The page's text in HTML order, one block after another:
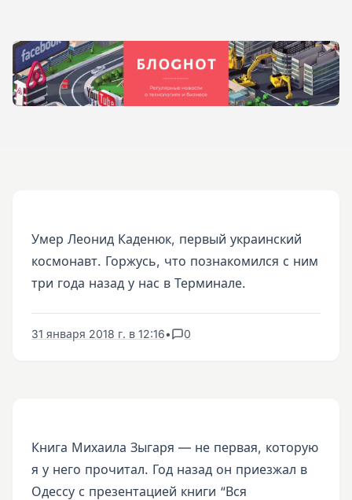
Умер Леонид Каденюк, первый украинский
космонавт. Горжусь, что познакомился с ним
три года назад у нас в Терминале.
31 января 2018 г. в 12:16• 0
Книга Михаила Зыгаря — не первая, которую
я у него прочитал. Год назад он приезжал в
Одессу с презентацией книги “Вся